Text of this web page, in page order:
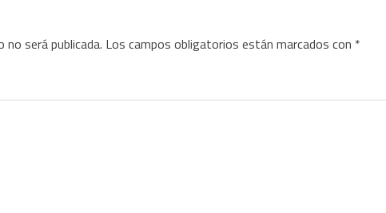
no será publicada. Los campos obligatorios están marcados con *